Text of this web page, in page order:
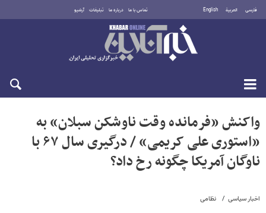
فارسی العربية English تماس با ما درباره ما تبلیغات آرشیو
یکشنبه ۱۸ مرداد ۱۴۰۵
اخبار سیاسی نظامی
واکنش «فرمانده وقت ناوشکن سبلان» به
«استوری علی کریمی» / درگیری سال ۶۷ با
ناوگان آمریکا چگونه رخ داد؟